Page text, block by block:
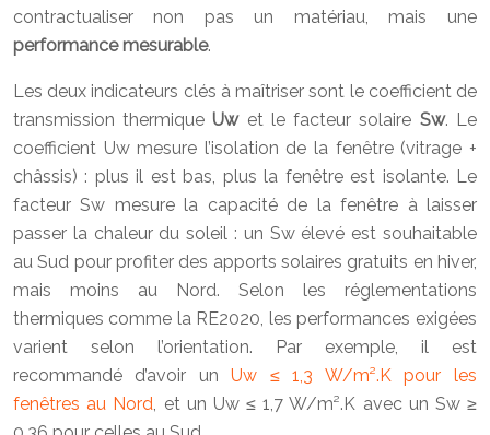
contractualiser non pas un matériau, mais une
performance mesurable.
Les deux indicateurs clés à maîtriser sont le coefficient de
transmission thermique Uwet le facteur solaire Sw. Le
coefficient Uw mesure l’isolation de la fenêtre (vitrage +
châssis) : plus il est bas, plus la fenêtre est isolante. Le
facteur Sw mesure la capacité de la fenêtre à laisser
passer la chaleur du soleil : un Sw élevé est souhaitable
au Sud pour profiter des apports solaires gratuits en hiver,
mais moins au Nord. Selon les réglementations
thermiques comme la RE2020, les performances exigées
varient selon l’orientation. Par exemple, il est
recommandé d’avoir unUw ≤ 1,3 W/m².K pour les
fenêtres au Nord, et un Uw ≤ 1,7 W/m².K avec un Sw ≥